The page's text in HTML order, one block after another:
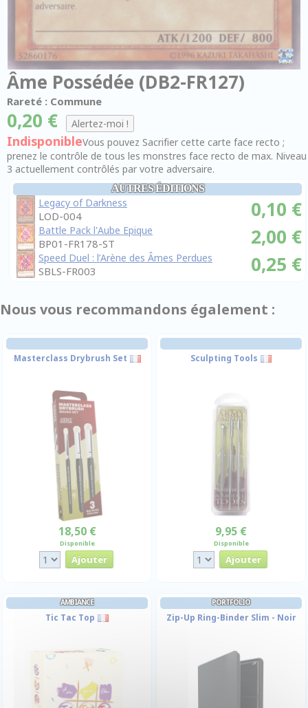
Âme Possédée (DB2-FR127)
Rareté : Commune
0,20 €
IndisponibleVous pouvez Sacrifier cette carte face recto ;
prenez le contrôle de tous les monstres face recto de max. Niveau
3 actuellement contrôlés par votre adversaire.
AUTRES ÉDITIONS
Legacy of Darkness
LOD-004 0,10 €
Battle Pack l'Aube Epique
BP01-FR178-ST 2,00 €
Speed Duel : l’Arène des Âmes Perdues
SBLS-FR003 0,25 €
Nous vous recommandons également :
Masterclass Drybrush Set
18,50 €
Disponible
Sculpting Tools
9,95 €
Disponible
AMBIANCE
Tic Tac Top
PORTFOLIO
Zip-Up Ring-Binder Slim - Noir